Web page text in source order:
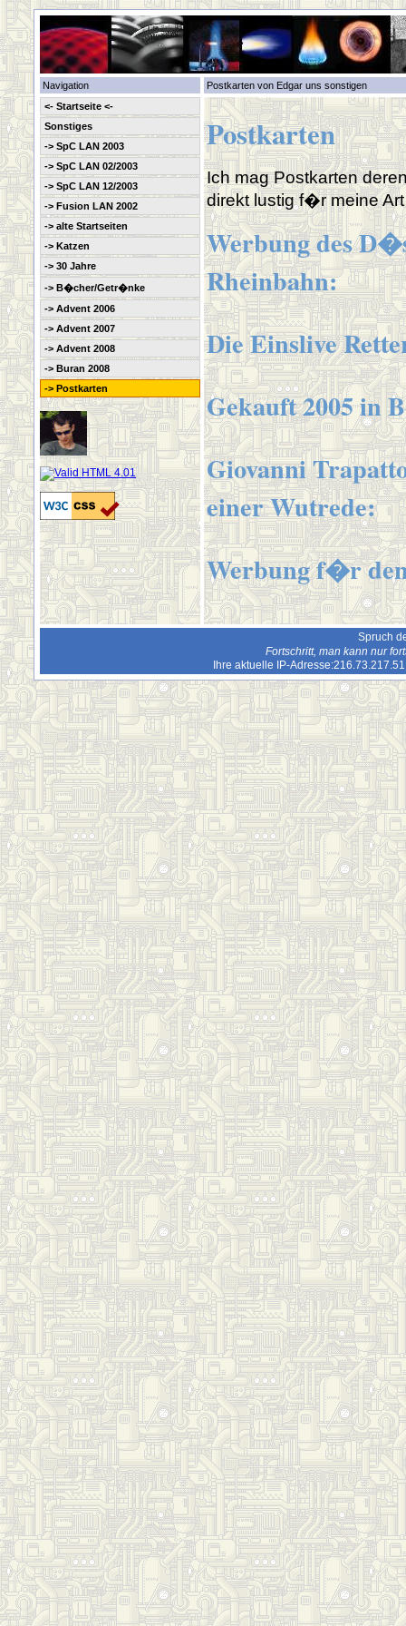
Navigation
Postkarten von Edgar uns sonstigen
<- Startseite <-
Sonstiges
-> SpC LAN 2003
-> SpC LAN 02/2003
-> SpC LAN 12/2003
-> Fusion LAN 2002
-> alte Startseiten
-> Katzen
-> 30 Jahre
-> B�cher/Getr�nke
-> Advent 2006
-> Advent 2007
-> Advent 2008
-> Buran 2008
-> Postkarten
Postkarten
Ich mag Postkarten
direkt lustig f�r meine
Werbung des
Rheinbahn:
Die Einslive
Gekauft 2005 in
Giovanni
einer Wutrede:
Werbung f�r
Spruch
Fortschritt, man kann nur
Ihre aktuelle IP-